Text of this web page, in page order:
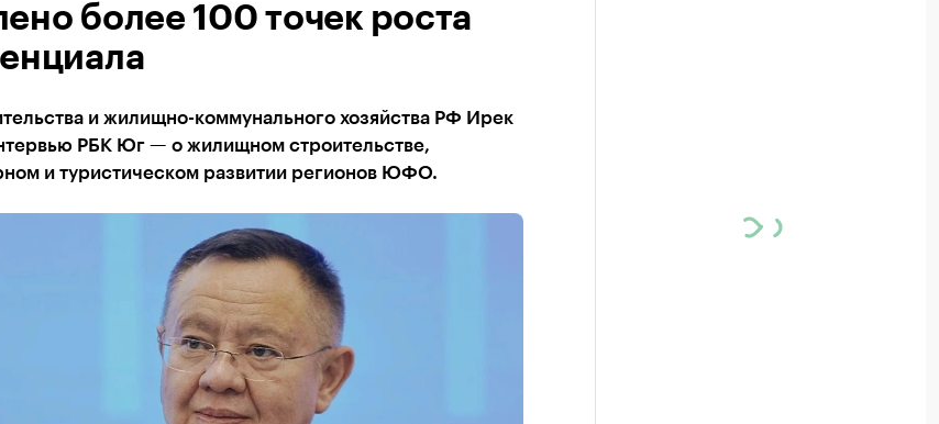
более 100 точек роста
и жилищно-коммунального хозяйства РФ Ирек
РБК Юг — о жилищном строительстве,
и туристическом развитии регионов ЮФО.